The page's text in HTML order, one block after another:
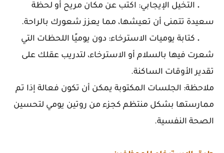
. التخيل الإيجابي: اكتب عن مكان مريح أو لحظة
سعيدة تتمنى أن تعيشها، مما يعزز شعورك بالراحة.
. كتابة يوميات الاسترخاء: دون يوميًا اللحظات التي
شعرت فيها بالسلام أو الاسترخاء، لتدريب عقلك على
تقدير الأوقات الساكنة.
ملاحظة: الجلسات المكتوبة يمكن أن تكون فعالة إذا تم
ممارستها بشكل منتظم كجزء من روتين يومي لتحسين
الصحة النفسية.